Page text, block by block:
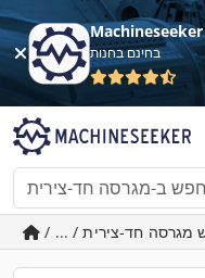
Machineseeker
בחינם בחנות